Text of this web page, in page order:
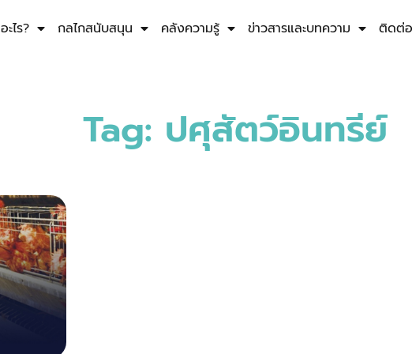
ไร? กลไกสนับสนุน คลังความรู้ ข่าวสารและบทความ ติดต่อ
Tag: ปศุสัตว์อินทรีย์